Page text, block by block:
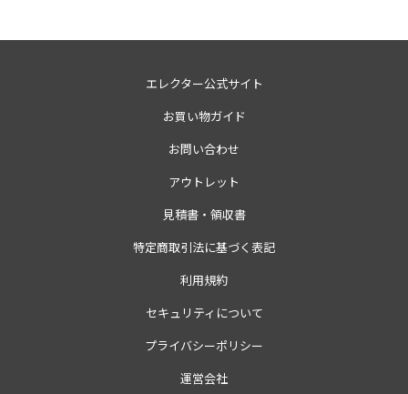
エレクター公式サイト
お買い物ガイド
お問い合わせ
アウトレット
見積書・領収書
特定商取引法に基づく表記
利用規約
セキュリティについて
プライバシーポリシー
運営会社